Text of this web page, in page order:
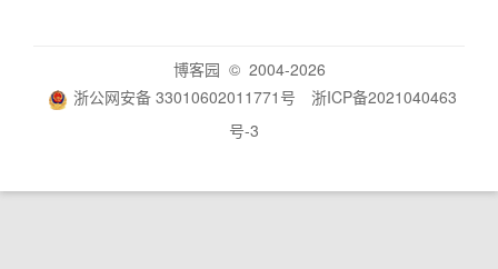
博客园 © 2004-2026
浙公网安备 33010602011771号
浙ICP备2021040463
号-3